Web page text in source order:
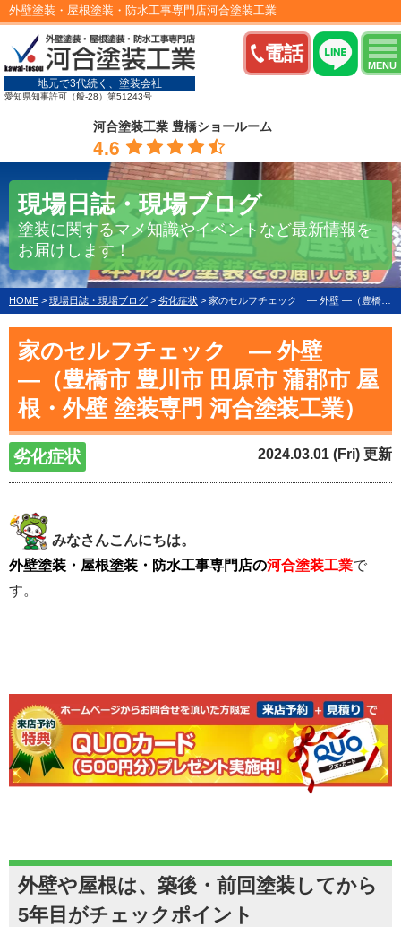
電話
MENU
外壁塗装・屋根塗装・防水工事専門店河合塗装工業
地元で3代続く、塗装会社
愛知県知事許可（般-28）第51243号
河合塗装工業 豊橋ショールーム
4.6
現場日誌・現場ブログ
塗装に関するマメ知識やイベントなど最新情報を
お届けします！
HOME > 現場日誌・現場ブログ > 劣化症状 > 家のセルフチェック ― 外壁 ―（豊橋市 豊川市 田原市 蒲郡市 屋根・外壁 塗装専門 河合塗装工業）
家のセルフチェック ― 外壁
―（豊橋市 豊川市 田原市 蒲郡市 屋
根・外壁 塗装専門 河合塗装工業）
劣化症状 2024.03.01 (Fri) 更新
みなさんこんにちは。
外壁塗装・屋根塗装・防水工事専門店の河合塗装工業で
す。
外壁や屋根は、築後・前回塗装してから
5年目がチェックポイント